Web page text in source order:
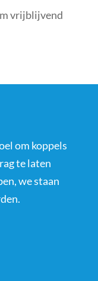
vrijblijvend
om koppels
te laten
we staan